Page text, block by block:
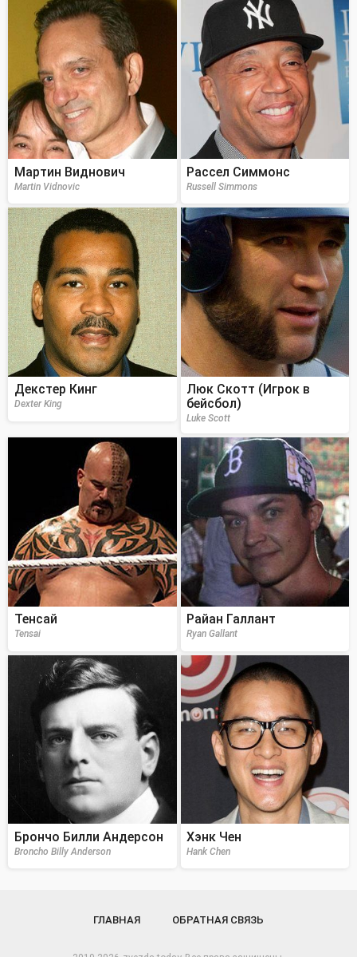
Мартин Виднович
Martin Vidnovic
Рассел Симмонс
Russell Simmons
Декстер Кинг
Dexter King
Люк Скотт (Игрок в
бейсбол)
Luke Scott
Тенсай
Tensai
Райан Галлант
Ryan Gallant
Брончо Билли Андерсон
Broncho Billy Anderson
Хэнк Чен
Hank Chen
ГЛАВНАЯ ОБРАТНАЯ СВЯЗЬ